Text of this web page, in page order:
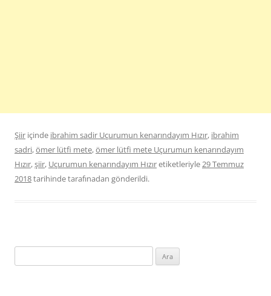
Şiir içinde ibrahim sadir Uçurumun kenarındayım Hızır, ibrahim
sadri,ömer lütfi mete,ömer lütfi mete Uçurumun kenarındayım
Hızır,şiir, Uçurumun kenarındayım Hızıretiketleriyle29 Temmuz
2018tarihindetarafınadan gönderildi.